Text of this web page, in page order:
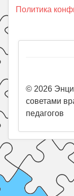
Политика
© 2026
советами
педагогов